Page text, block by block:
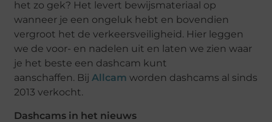
het zo gek? Het levert bewijsmateriaal op
wanneer je een ongeluk hebt en bovendien
vergroot het de verkeersveiligheid. Hier leggen
we de voor- en nadelen uit en laten we zien waar
je het beste een dashcam kunt
aanschaffen. BijAllcam worden dashcams al sinds
2013 verkocht.
Dashcams in het nieuws